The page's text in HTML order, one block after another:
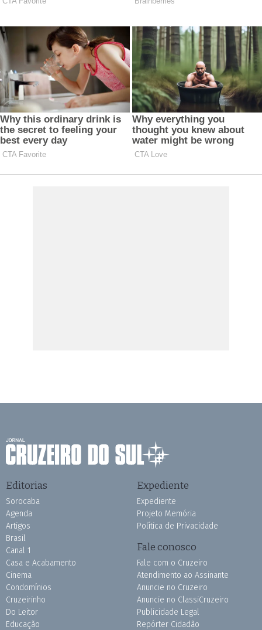
Editorias
Sorocaba
Agenda
Artigos
Brasil
Canal 1
Casa e Acabamento
Cinema
Condomínios
Cruzeirinho
Do Leitor
Educação
Expediente
Expediente
Projeto Memória
Política de Privacidade
Fale conosco
Fale com o Cruzeiro
Atendimento ao Assinante
Anuncie no Cruzeiro
Anuncie no ClassiCruzeiro
Publicidade Legal
Repórter Cidadão